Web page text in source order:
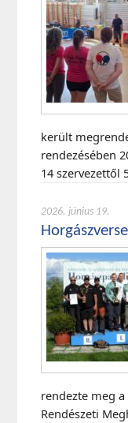
került
rendezésében
14 szervezettől
2026. június 19.
rendezte meg a
Rendészeti